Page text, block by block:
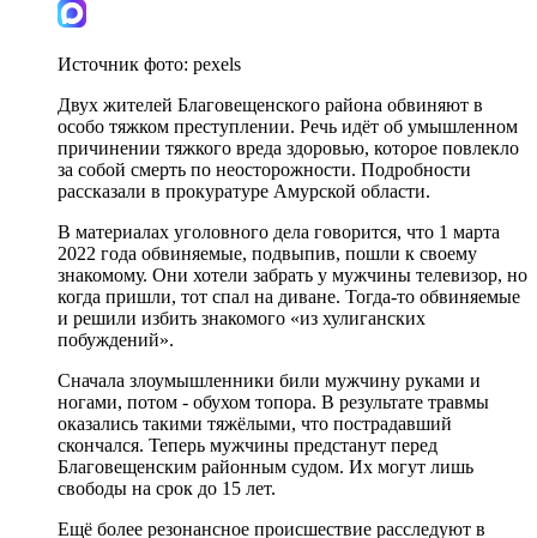
Источник фото: pexels
Двух жителей Благовещенского района обвиняют в
особо тяжком преступлении. Речь идёт об умышленном
причинении тяжкого вреда здоровью, которое повлекло
за собой смерть по неосторожности. Подробности
рассказали в прокуратуре Амурской области.
В материалах уголовного дела говорится, что 1 марта
2022 года обвиняемые, подвыпив, пошли к своему
знакомому. Они хотели забрать у мужчины телевизор, но
когда пришли, тот спал на диване. Тогда-то обвиняемые
и решили избить знакомого «из хулиганских
побуждений».
Сначала злоумышленники били мужчину руками и
ногами, потом - обухом топора. В результате травмы
оказались такими тяжёлыми, что пострадавший
скончался. Теперь мужчины предстанут перед
Благовещенским районным судом. Их могут лишь
свободы на срок до 15 лет.
Ещё более резонансное происшествие расследуют в